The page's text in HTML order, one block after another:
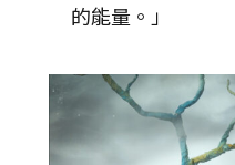
的能量。」